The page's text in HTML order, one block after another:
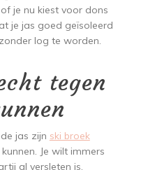
je nu kiest voor dons
je jas goed geïsoleerd
log te worden.
tegen
jas zijn ski broek
Je wilt immers
al versleten is.